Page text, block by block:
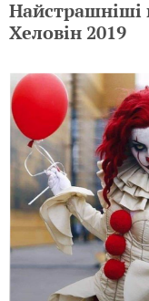
Найстрашніші
Хеловін 2019